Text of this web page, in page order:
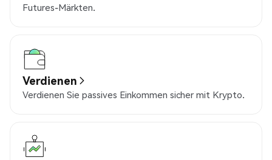
Futures-Märkten.
Verdienen
Verdienen Sie passives Einkommen sicher mit Krypto.